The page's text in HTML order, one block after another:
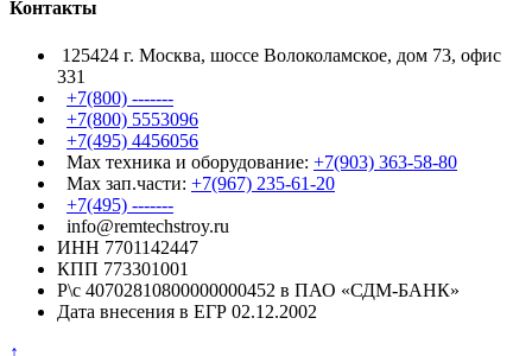
Контакты
125424 г. Москва, шоссе Волоколамское, дом 73, офис
331
+7(800) -------
+7(800) 5553096
+7(495) 4456056
Max техника и оборудование: +7(903) 363-58-80
Max зап.части: +7(967) 235-61-20
+7(495) -------
info@remtechstroy.ru
ИНН 7701142447
КПП 773301001
Р\с 40702810800000000452 в ПАО «СДМ-БАНК»
Дата внесения в ЕГР 02.12.2002
↑